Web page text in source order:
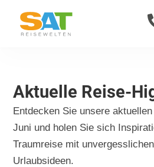
Aktuelle Reise-
Entdecken Sie unsere
Juni und holen Sie sich
Traumreise mit
Urlaubsideen.